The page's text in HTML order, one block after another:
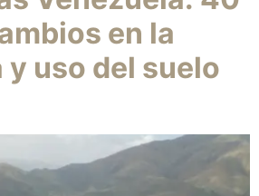
en la
uso del suelo